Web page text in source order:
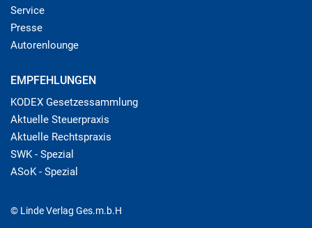
Service
Presse
Autorenlounge
EMPFEHLUNGEN
KODEX Gesetzessammlung
Aktuelle Steuerpraxis
Aktuelle Rechtspraxis
SWK - Spezial
ASoK - Spezial
© Linde Verlag Ges.m.b.H